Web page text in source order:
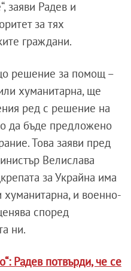
заяви Радев и
за тях
граждани.
решение за помощ –
хуманитарна, ще
ред с решение на
да бъде предложено
Това заяви пред
Велислава
за Украйна има
хуманитарна, и военно-
според
ни.
Радев потвърди, че се